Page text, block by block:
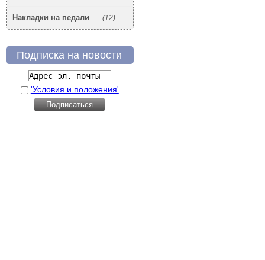
(12)
Накладки на педали
Подписка на новости
'Условия и положения'